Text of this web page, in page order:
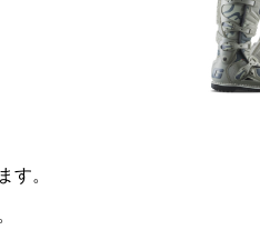
。